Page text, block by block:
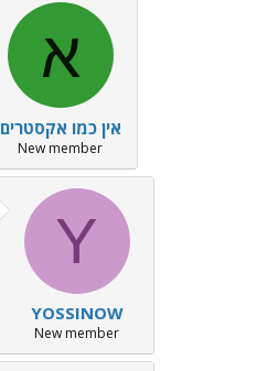
א
אין כמו אקסטרים
New member
Y
YOSSINOW
New member